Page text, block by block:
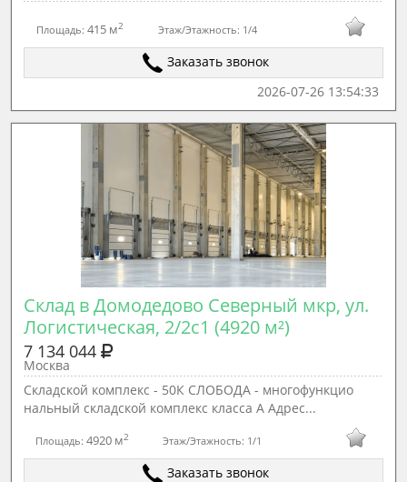
Площадь:415 м2 Этаж/Этажность: 1/4
Заказать звонок
2026-07-26 13:54:33
Склад в Домодедово Северный мкр, ул.
Логистическая, 2/2с1 (4920 м²)
7 134 044
Москва
Складской комплекс - 50К СЛОБОДА - многофункцио
нальный складской комплекс класса А Адрес...
Площадь:4920 м2 Этаж/Этажность: 1/1
Заказать звонок